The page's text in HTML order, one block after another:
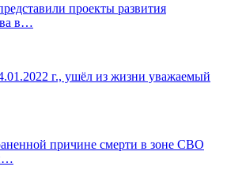
проекты развития
в…
г., ушёл из жизни уважаемый
причине смерти в зоне СВО